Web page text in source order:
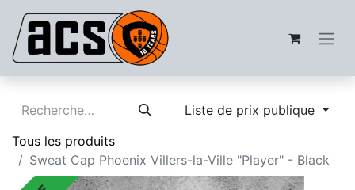
Liste de prix publique
Tous les produits
Sweat Cap Phoenix Villers-la-Ville "Player" - Black